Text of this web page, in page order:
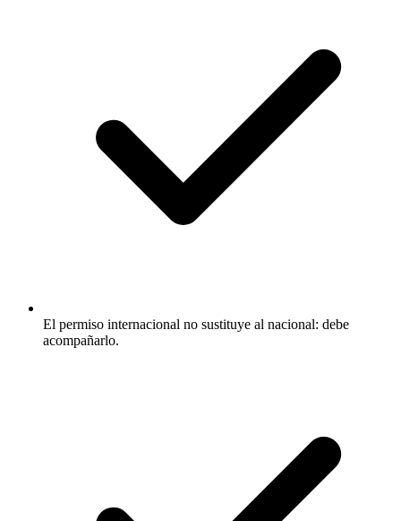
El permiso internacional no sustituye al nacional: debe
acompañarlo.